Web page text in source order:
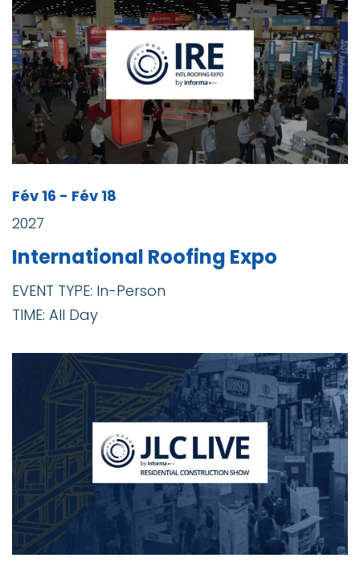
Fév 16 - Fév 18
2027
International Roofing Expo
EVENT TYPE: In-Person
TIME: All Day